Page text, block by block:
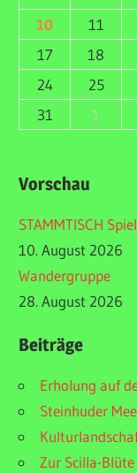
10
11
17
18
24
25
31
1
Vorschau
STAMMTISCH
10. August 2026
Wandergruppe
28. August 2026
Beiträge
Erholung auf
Steinhuder
Zur Scilla-